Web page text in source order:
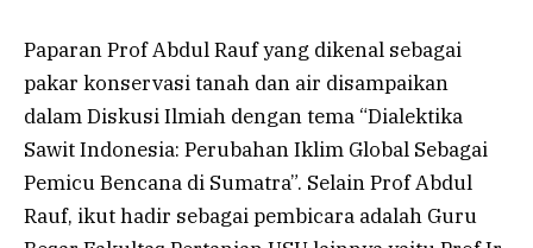
Paparan Prof Abdul Rauf yang dikenal sebagai
pakar konservasi tanah dan air disampaikan
dalam Diskusi Ilmiah dengan tema “Dialektika
Sawit Indonesia: Perubahan Iklim Global Sebagai
Pemicu Bencana di Sumatra”. Selain Prof Abdul
Rauf, ikut hadir sebagai pembicara adalah Guru